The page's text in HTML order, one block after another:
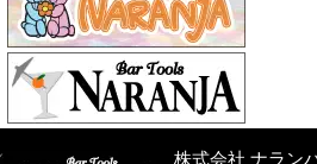
株式会社 ナラン